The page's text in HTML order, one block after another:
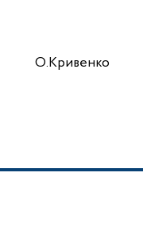
О.Кривенко